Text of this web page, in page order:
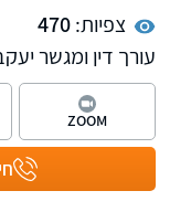
צפיות:470
עורך דין ומגשר
בתחומים: דיני
פירעון והוצאה לפועל.
ZOOM